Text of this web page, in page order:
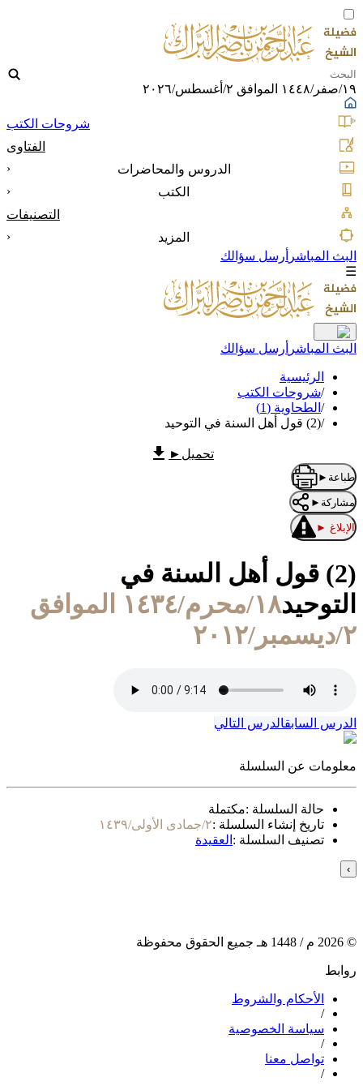
١٩/صفر/١٤٤٨ الموافق ٢/أغسطس/٢٠٢٦
شروحات الكتب
الفتاوى
الدروس والمحاضرات
‹
الكتب
‹
التصنيفات
المزيد
‹
البث المباشر أرسل سؤالك
☰
البث المباشر أرسل سؤالك
الرئيسية
/شروحات الكتب
/ الطحاوية (1)
/(2) قول أهل السنة في التوحيد
تحميل ►
طباعة ►
مشاركة ►
الإبلاغ ►
(2) قول أهل السنة في
التوحيد
١٨/محرم/١٤٣٤ الموافق
٢/ديسمبر/٢٠١٢
الدرس السابقالدرس التالي
معلومات عن السلسلة
حالة السلسلة :مكتملة
تاريخ إنشاء السلسلة :٢/جمادى الأولى/١٤٣٩
تصنيف السلسلة : العقيدة
›
©
2026 م / 1448 هـ جميع الحقوق محفوظة
روابط
الأحكام والشروط
/
سياسة الخصوصية
/
تواصل معنا
/